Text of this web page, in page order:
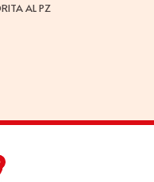
AL PZ